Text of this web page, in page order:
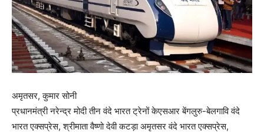
अमृतसर, कुमार सोनी
प्रधानमंत्री नरेन्द्र मोदी तीन वंदे भारत ट्रेनों केएसआर बेंगलुरु-बेलगावि वंदे
भारत एक्सप्रेस, श्रीमाता वैष्णो देवी कटड़ा अमृतसर वंदे भारत एक्सप्रेस,